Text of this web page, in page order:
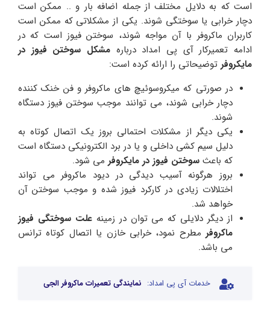
است که به دلایل مختلف از جمله اضافه بار و .. ممکن است
دچار خرابی یا سوختگی شوند. یکی از مشکلاتی که ممکن است
کاربران ماکروفر با آن مواجه شوند، سوختن فیوز است که در
ادامه تعمیرکار آی پی امداد درباره مشکل سوختن فیوز در
مایکروفر توضیحاتی را ارائه کرده است:
در صورتی که میکروسوئیچ های ماکروفر و فن خنک کننده
دچار خرابی شوند، می توانند موجب سوختن فیوز دستگاه
شوند.
یکی دیگر از مشکلات احتمالی بروز یک اتصال کوتاه به
دلیل سیم کشی داخلی و یا در برد الکترونیکی دستگاه است
که باعث سوختن فیوز در مایکروفر می شود.
بروز هرگونه آسیب دیدگی در دیود ماکروفر می تواند
اختلالات زیادی در کارکرد فیوز شده و موجب سوختن آن
خواهد شد.
از دیگر دلایلی که می توان در زمینهعلت سوختگی فیوز
ماکروفر مطرح نمود، خرابی خازن یا اتصال کوتاه ترانس
می باشد.
خدمات آی پی امداد: نمایندگی تعمیرات ماکروفر الجی